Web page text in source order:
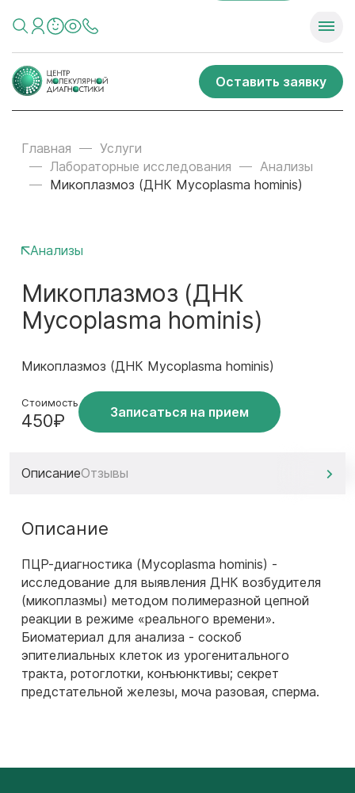
Оставить заявку
Главная
Услуги
Лабораторные исследования
Анализы
Микоплазмоз (ДНК Mycoplasma hominis)
Анализы
Микоплазмоз (ДНК
Mycoplasma hominis)
Микоплазмоз (ДНК Mycoplasma hominis)
Стоимость
450₽ Записаться на прием
ОписаниеОтзывы
Описание
ПЦР-диагностика (Mycoplasma hominis) -
исследование для выявления ДНК возбудителя
(микоплазмы) методом полимеразной цепной
реакции в режиме «реального времени».
Биоматериал для анализа - соскоб
эпителиальных клеток из урогенитального
тракта, ротоглотки, конъюнктивы; секрет
предстательной железы, моча разовая, сперма.